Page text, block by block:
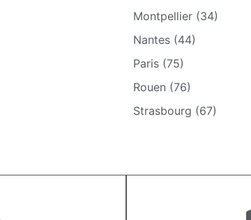
Montpellier (34)
Nantes (44)
Paris (75)
Rouen (76)
Strasbourg (67)